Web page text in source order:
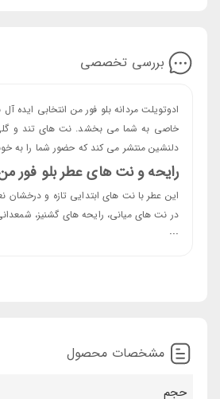
بررسی تخصصی
ادوتویلت مردانه بلو فور من انتخابی
خاصی به شما می بخشد. نت های تند و گلی
دلنشین منتشر می کند که حضور شما را به
رایحه و نت های عطر بلو فور
این عطر با نت های ابتدایی تازه و درخشان
در نت های میانی، رایحه های گشنیز،
کاملاً مناسب است.
مانند بهار و تابستان بسیار مناسب است و
آن را برای موقعیت های نیمه رسمی و روزانه
...
مشخصات محصول
حجم